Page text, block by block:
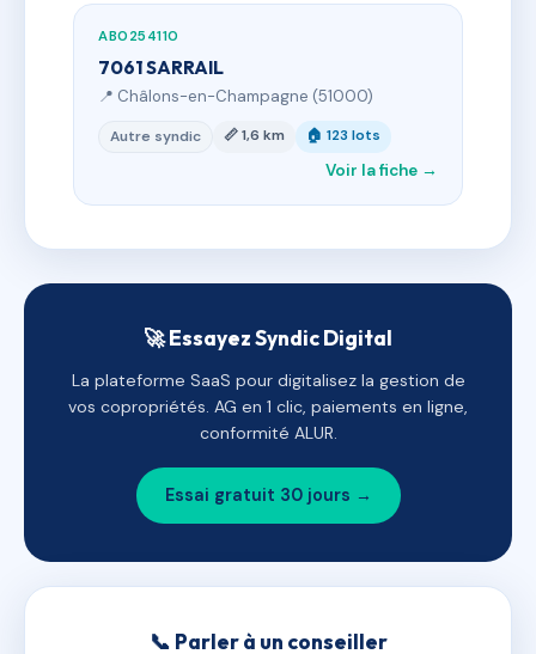
AB0254110
7061 SARRAIL
📍 Châlons-en-Champagne (51000)
Autre syndic 📏 1,6 km 🏠 123 lots
Voir la fiche →
🚀 Essayez Syndic Digital
La plateforme SaaS pour digitalisez la gestion de
vos copropriétés. AG en 1 clic, paiements en ligne,
conformité ALUR.
Essai gratuit 30 jours →
📞 Parler à un conseiller